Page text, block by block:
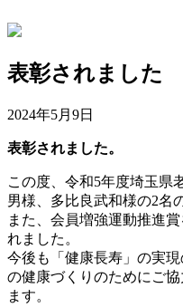
表彰されました
2024年5月9日
表彰されました。
この度、令和5年度埼玉県
男様、多比良武和様の2名
また、会員増強運動推進
れました。
今後も「健康長寿」の実
の健康づくりのためにご
ます。